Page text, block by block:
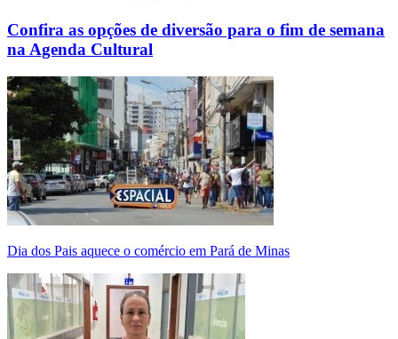
Confira as opções de diversão para o fim de semana
na Agenda Cultural
Dia dos Pais aquece o comércio em Pará de Minas